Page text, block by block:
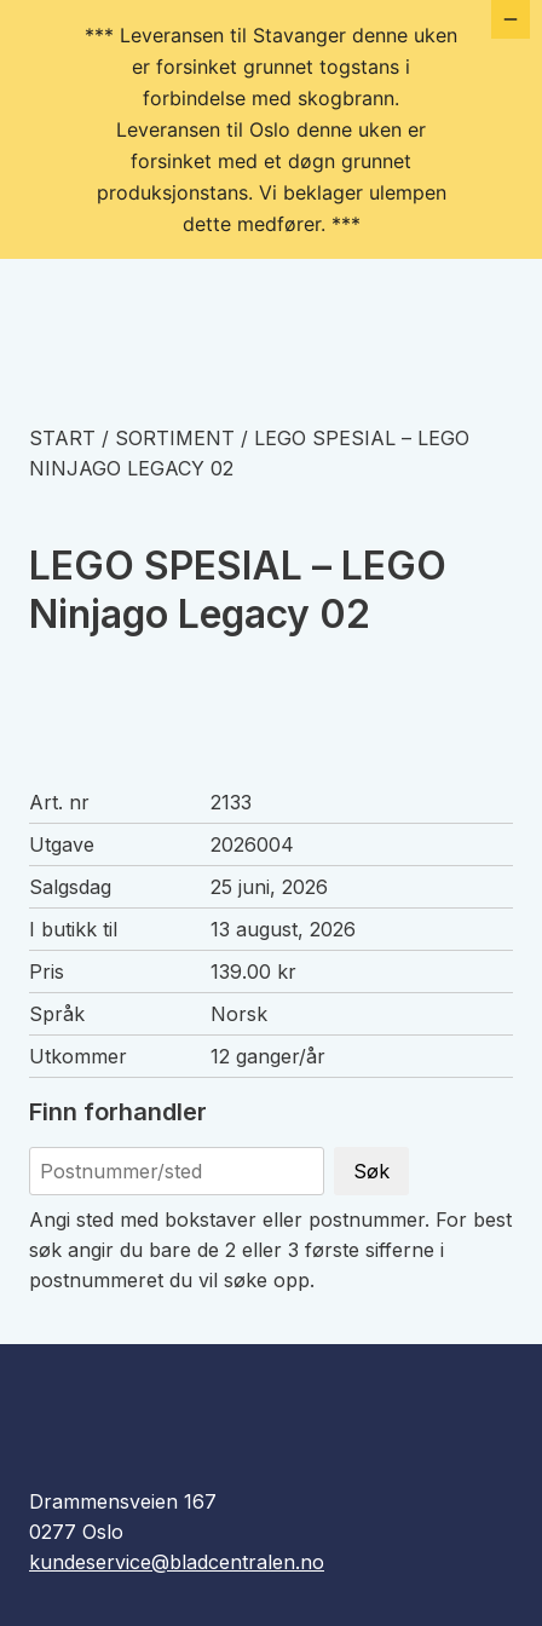
START / SORTIMENT / LEGO SPESIAL – LEGO
NINJAGO LEGACY 02
LEGO SPESIAL – LEGO
Ninjago Legacy 02
Art. nr
2133
Utgave
2026004
Salgsdag
25 juni, 2026
I butikk til
13 august, 2026
Pris
139.00 kr
Språk
Norsk
Utkommer
12 ganger/år
Finn forhandler
Søk
Angi sted med bokstaver eller postnummer. For best
søk angir du bare de 2 eller 3 første sifferne i
postnummeret du vil søke opp.
Drammensveien 167
0277 Oslo
kundeservice@bladcentralen.no
*** Leveransen til Stavanger denne uken
er forsinket grunnet togstans i
forbindelse med skogbrann.
Leveransen til Oslo denne uken er
forsinket med et døgn grunnet
produksjonstans. Vi beklager ulempen
dette medfører. ***